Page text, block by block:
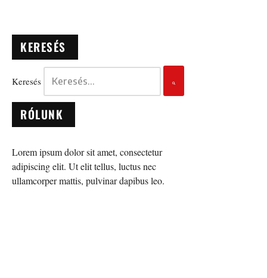
KERESÉS
Keresés
RÓLUNK
Lorem ipsum dolor sit amet, consectetur
adipiscing elit. Ut elit tellus, luctus nec
ullamcorper mattis, pulvinar dapibus leo.